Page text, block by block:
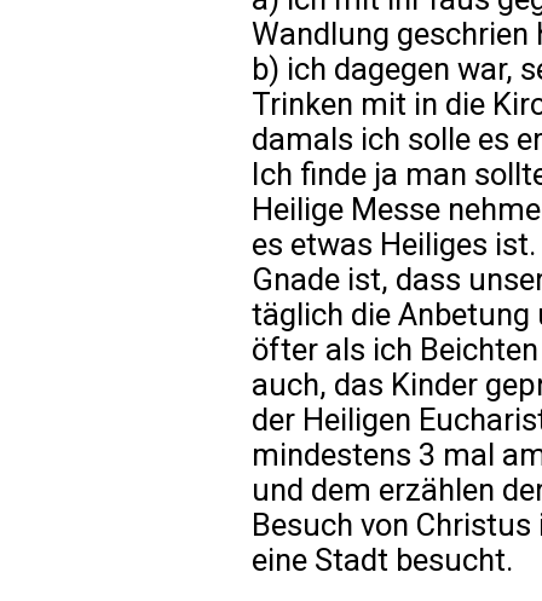
Wandlung geschrien
b) ich dagegen war,
Trinken mit in die
damals ich solle es
Ich finde ja man
Heilige Messe
es etwas Heiliges
Gnade ist, dass
täglich die Anbetung
öfter als ich
auch, das Kinder
der Heiligen
mindestens 3 mal
und dem erzählen
Besuch von
eine Stadt besucht.